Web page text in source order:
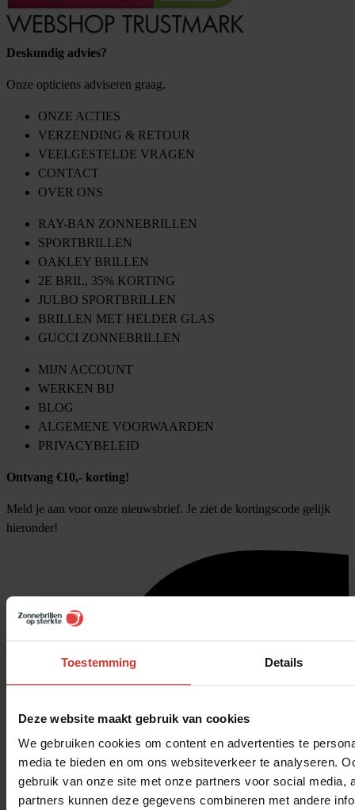
Toestemming Details
Deze website maakt gebruik van cookies
We gebruiken cookies om content en advertenties te
media te bieden en om ons websiteverkeer te analyseren.
gebruik van onze site met onze partners voor social media,
partners kunnen deze gegevens combineren met andere
Deskundig advies?
Onze opticiens adviseren graag.
ONZE ACTIES
VERZENDING & RETOUR
VEELGESTELDE VRAGEN
CONTACT
OVER ONS
RAY-BAN ZONNEBRILLEN
SPORTBRILLEN
OAKLEY BRILLEN
2E BRIL, 35% KORTING
JULBO SPORTBRILLEN
BRILLEN MET HELDER GLAS
GUCCI ZONNEBRILLEN
MIJN ACCOUNT
WERKEN BIJ
BLOG
ALGEMENE VOORWAARDEN
PRIVACYBELEID
Ontvang €10,- korting!
Meld je aan voor onze nieuwsbrief. Je ziet de kortingscode gelijk
hieronder!